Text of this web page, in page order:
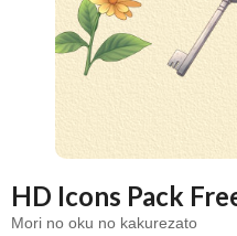
HD Icons Pack
Mori no oku no kakurezato